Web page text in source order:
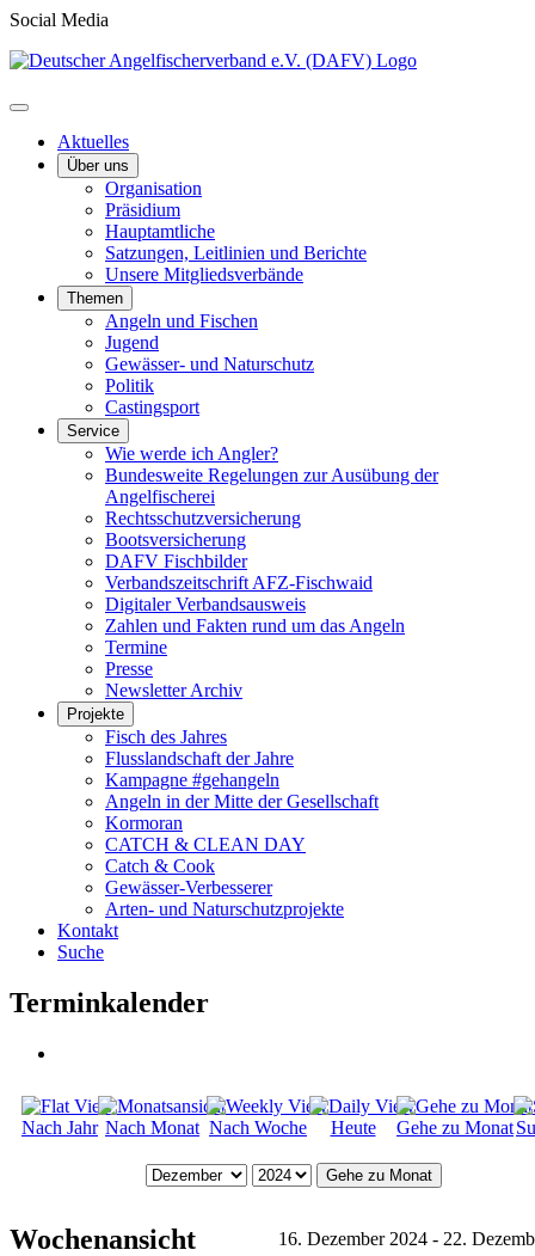
Social Media
Aktuelles
Über uns
Organisation
Präsidium
Hauptamtliche
Satzungen, Leitlinien und Berichte
Unsere Mitgliedsverbände
Themen
Angeln und Fischen
Jugend
Gewässer- und Naturschutz
Politik
Castingsport
Service
Wie werde ich Angler?
Bundesweite Regelungen zur Ausübung der
Angelfischerei
Rechtsschutzversicherung
Bootsversicherung
DAFV Fischbilder
Verbandszeitschrift AFZ-Fischwaid
Digitaler Verbandsausweis
Zahlen und Fakten rund um das Angeln
Termine
Presse
Newsletter Archiv
Projekte
Fisch des Jahres
Flusslandschaft der Jahre
Kampagne #gehangeln
Angeln in der Mitte der Gesellschaft
Kormoran
CATCH & CLEAN DAY
Catch & Cook
Gewässer-Verbesserer
Arten- und Naturschutzprojekte
Kontakt
Suche
Terminkalender
Nach Jahr Nach Monat Nach Woche Heute Gehe zu Monat
Gehe zu Monat
Wochenansicht 16. Dezember 2024 - 22.